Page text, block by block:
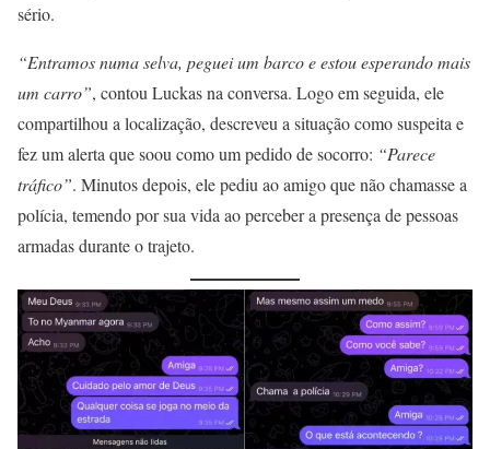
sério.
“Entramos numa selva, peguei um barco e estou esperando mais
um carro”, contou Luckas na conversa. Logo em seguida, ele
compartilhou a localização, descreveu a situação como suspeita e
fez um alerta que soou como um pedido de socorro: “Parece
tráfico”. Minutos depois, ele pediu ao amigo que não chamasse a
polícia, temendo por sua vida ao perceber a presença de pessoas
armadas durante o trajeto.